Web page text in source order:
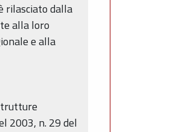
rilasciato dalla
alla loro
e alla
2003, n. 29 del